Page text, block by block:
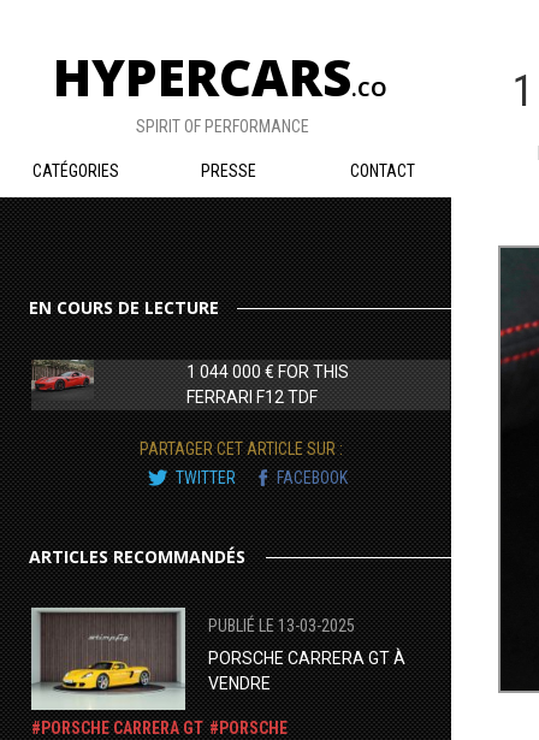
HYPERCARS.CO
SPIRIT OF PERFORMANCE
CATÉGORIES PRESSE CONTACT
EN COURS DE LECTURE
1 044 000 € FOR THIS
FERRARI F12 TDF
PARTAGER CET ARTICLE SUR :
TWITTER
FACEBOOK
ARTICLES RECOMMANDÉS
PUBLIÉ LE 13-03-2025
PORSCHE CARRERA GT À
VENDRE
PORSCHE CARRERA GT PORSCHE